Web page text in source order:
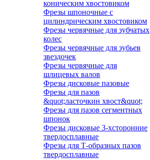
коническим хвостовиком
Фрезы шпоночные с
цилиндрическим хвостовиком
Фрезы червячные для зубчатых
колес
Фрезы червячные для зубьев
звездочек
Фрезы червячные для
шлицевых валов
Фрезы дисковые пазовые
Фрезы для пазов
&quot;ласточкин хвост&quot;
Фрезы для пазов сегментных
шпонок
Фрезы дисковые 3-хсторонние
твердосплавные
Фрезы для Т-образных пазов
твердосплавные